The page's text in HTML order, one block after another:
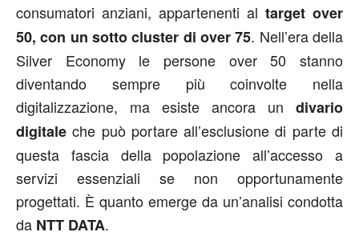
consumatori anziani, appartenenti al target over
50, con un sotto cluster di over 75. Nell’era della
Silver Economy le persone over 50 stanno
diventando sempre più coinvolte nella
digitalizzazione, ma esiste ancora un divario
digitale che può portare all’esclusione di parte di
questa fascia della popolazione all’accesso a
servizi essenziali se non opportunamente
progettati. È quanto emerge da un’analisi condotta
da NTT DATA.